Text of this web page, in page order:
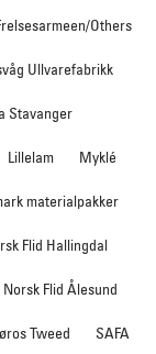
Others
Ullvarefabrikk
Stavanger
Lillelam Myklé
materialpakker
Flid Hallingdal
Norsk Flid Ålesund
Tweed SAFA